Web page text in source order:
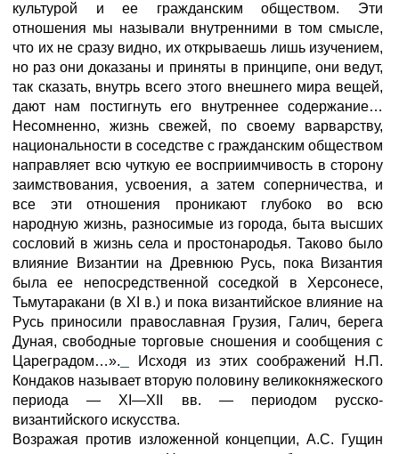
культурой и ее гражданским обществом. Эти
отношения мы называли внутренними в том смысле,
что их не сразу видно, их открываешь лишь изучением,
но раз они доказаны и приняты в принципе, они ведут,
так сказать, внутрь всего этого внешнего мира вещей,
дают нам постигнуть его внутреннее содержание…
Несомненно, жизнь свежей, по своему варварству,
национальности в соседстве с гражданским обществом
направляет всю чуткую ее восприимчивость в сторону
заимствования, усвоения, а затем соперничества, и
все эти отношения проникают глубоко во всю
народную жизнь, разносимые из города, быта высших
сословий в жизнь села и простонародья. Таково было
влияние Византии на Древнюю Русь, пока Византия
была ее непосредственной соседкой в Херсонесе,
Тьмутаракани (в XI в.) и пока византийское влияние на
Русь приносили православная Грузия, Галич, берега
Дуная, свободные торговые сношения и сообщения с
Цареградом…».
Исходя из этих соображений Н.П.
Кондаков называет вторую половину великокняжеского
периода — XI—XII вв. — периодом русско-
византийского искусства.
Возражая против изложенной концепции, А.С. Гущин